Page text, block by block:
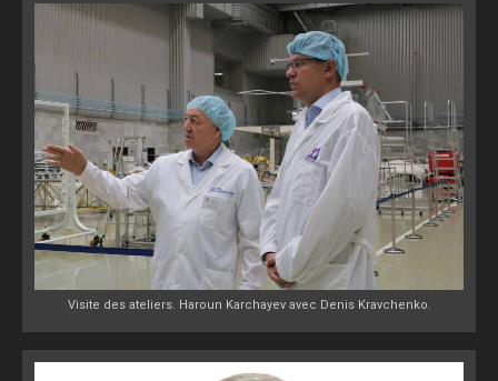
Visite des ateliers. Haroun Karchayev avec Denis Kravchenko.